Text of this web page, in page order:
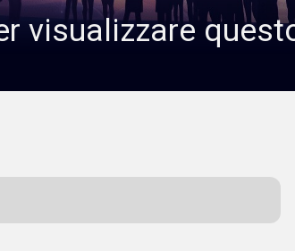
visualizzare